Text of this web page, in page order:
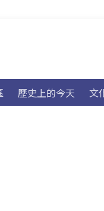
歷史上的今天 文